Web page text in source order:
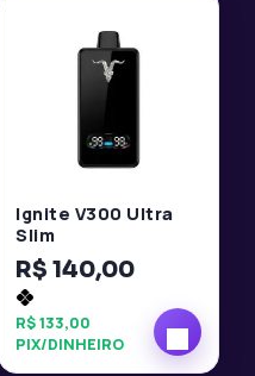
Ignite V300 Ultra
Slim
R$ 140,00
R$133,00
PIX/DINHEIRO